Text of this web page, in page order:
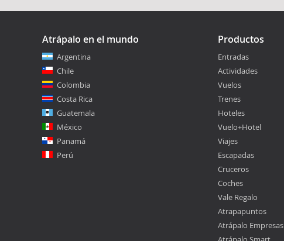
Atrápalo en el mundo
Argentina
Chile
Colombia
Costa Rica
Guatemala
México
Panamá
Perú
Productos
Entradas
Actividades
Vuelos
Trenes
Hoteles
Vuelo+Hotel
Viajes
Escapadas
Cruceros
Coches
Vale Regalo
Atrapapuntos
Atrápalo Empresas